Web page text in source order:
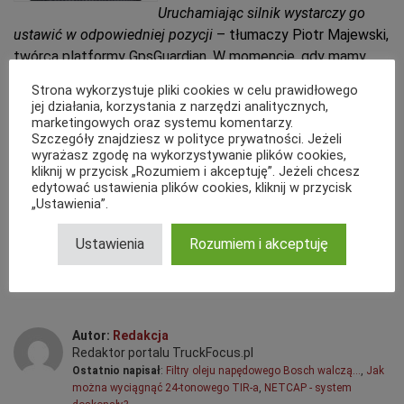
Uruchamiając silnik wystarczy go
ustawić w odpowiedniej pozycji – tłumaczy Piotr Majewski,
twórca platformy GpsGuardian. W momencie, gdy mamy
część trasy, możemy prześledzić ją na stronie internetowej.
Tego typu rozwiązania mogą być stosowane w każdej
firmie dysponującej flotą niezależnie od tego czy składa się
z dwóch, czy stu samochodów. Nie ma znaczenia tutaj
również segment rynku, w którym działa firma, bo w każdym
Autor: Redakcja
Redaktor portalu TruckFocus.pl
Ostatnio napisał: Filtry oleju napędowego Bosch walczą…, Jak
można wyciągnąć 24-tonowego TIR-a, NETCAP - system
Strona wykorzystuje pliki cookies w celu prawidłowego
jej działania, korzystania z narzędzi analitycznych,
marketingowych oraz systemu komentarzy.
Szczegóły znajdziesz w polityce prywatności. Jeżeli
wyrażasz zgodę na wykorzystywanie plików cookies,
kliknij w przycisk „Rozumiem i akceptuję”. Jeżeli chcesz
edytować ustawienia plików cookies, kliknij w przycisk
„Ustawienia”.
Ustawienia Rozumiem i akceptuję